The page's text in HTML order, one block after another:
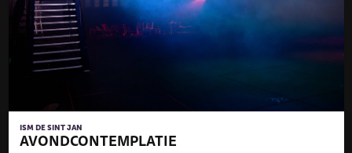
ISM DE SINT JAN
AVONDCONTEMPLATIE